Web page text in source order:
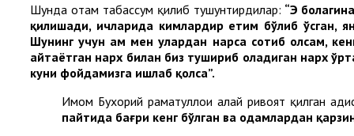
Шунда отам табассум қилиб тушунтирдилар: “Эҳ
қилишади, ичларида кимлардир етим бўлиб ўсган,
Шунинг учун ҳам мен улардан нарса сотиб олсам,
айтаётган нарх билан биз тушириб оладиган нарх
куни фойдамизга ишлаб қолса”.
Имом Бухорий раҳматуллоҳи алайҳ ривоят қилган
пайтида бағри кенг бўлган ва одамлардан